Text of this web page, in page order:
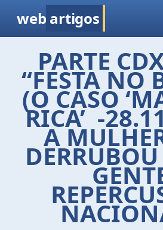
web artigos
PARTE
“FESTA NO
(O CASO
RICA’ -
A